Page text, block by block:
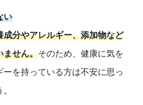
い
成分やアレルギー、添加物など
ません。そのため、健康に気を
を持っている方は不安に思っ